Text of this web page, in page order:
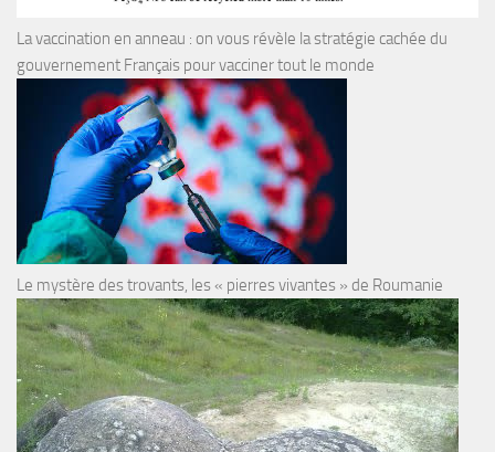
La vaccination en anneau : on vous révèle la stratégie cachée du
gouvernement Français pour vacciner tout le monde
Le mystère des trovants, les « pierres vivantes » de Roumanie